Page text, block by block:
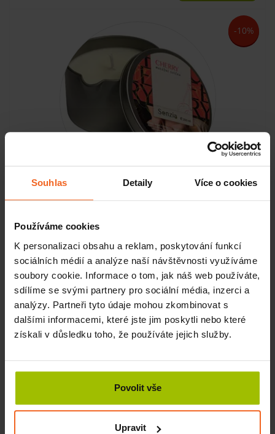
Souhlas Detaily Více o cookies
Používáme cookies
K personalizaci obsahu a reklam, poskytování funkcí
sociálních médií a analýze naší návštěvnosti využíváme
soubory cookie. Informace o tom, jak náš web používáte,
sdílíme se svými partnery pro sociální média, inzerci a
analýzy. Partneři tyto údaje mohou zkombinovat s
dalšími informacemi, které jste jim poskytli nebo které
získali v důsledku toho, že používáte jejich služby.
Povolit vše
Upravit
-10%
Masážní svíčka SENZIA Cherry, 200 ml
290 Kč
261 Kč KOUPIT